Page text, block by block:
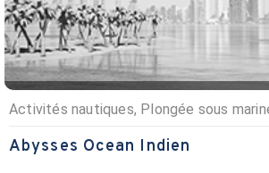
Activités nautiques, Plongée sous
Abysses Ocean Indien